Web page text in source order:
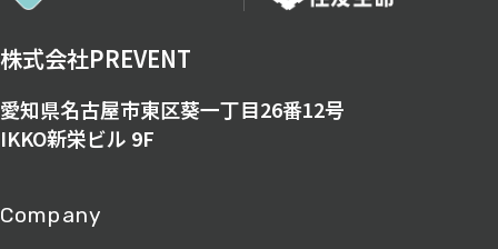
株式会社PREVENT
愛知県名古屋市東区葵一丁目26番12号
IKKO新栄ビル 9F
Company